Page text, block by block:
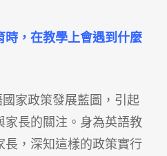
時， 在教學上會遇到什麼
家政策發展藍圖，引起
家長的關注。身為英語教
長，深知這樣的政策實行